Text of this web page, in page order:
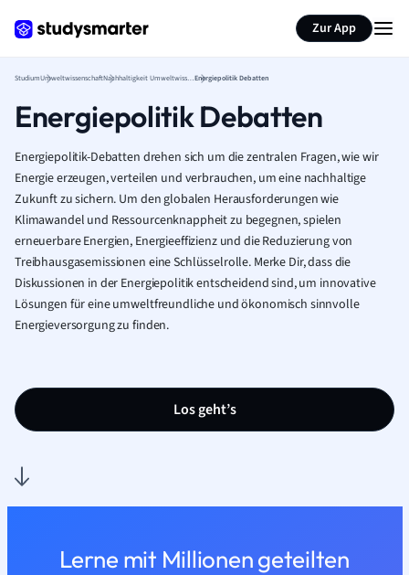
Zur App
StudiumUmweltwissenschaft Nachhaltigkeit UmweltwissenschaftEnergiepolitik Debatten
Energiepolitik Debatten
Energiepolitik-Debatten drehen sich um die zentralen Fragen, wie wir
Energie erzeugen, verteilen und verbrauchen, um eine nachhaltige
Zukunft zu sichern. Um den globalen Herausforderungen wie
Klimawandel und Ressourcenknappheit zu begegnen, spielen
erneuerbare Energien, Energieeffizienz und die Reduzierung von
Treibhausgasemissionen eine Schlüsselrolle. Merke Dir, dass die
Diskussionen in der Energiepolitik entscheidend sind, um innovative
Lösungen für eine umweltfreundliche und ökonomisch sinnvolle
Energieversorgung zu finden.
Los geht’s
Lerne mit Millionen geteilten